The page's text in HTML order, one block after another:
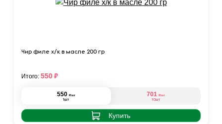
Чир филе х/к в масле 200 гр
550 ₽/шт
1шт
701 ₽/шт
10шт
Купить
Итого: 550₽